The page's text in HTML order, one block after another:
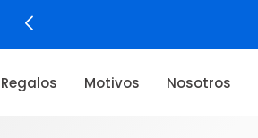
Regalos Motivos Nosotros